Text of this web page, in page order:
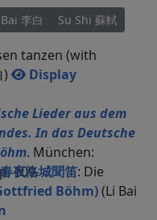
李白 Su Shi 蘇軾
tanzen (with
)
Display
Lieder aus dem
In das Deutsche
. München:
109.
夜洛城聞笛: Die
Böhm)(Li Bai